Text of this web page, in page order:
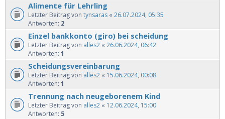
Alimente für Lehrling
Letzter Beitrag von tynsaras « 26.07.2024, 05:35
Antworten: 2
Einzel bankkonto (giro) bei scheidung
Letzter Beitrag von alles2 « 26.06.2024, 06:42
Antworten: 1
Scheidungsvereinbarung
Letzter Beitrag von alles2 « 15.06.2024, 00:08
Antworten: 1
Trennung nach neugeborenem Kind
Letzter Beitrag von alles2 « 12.06.2024, 15:00
Antworten: 5